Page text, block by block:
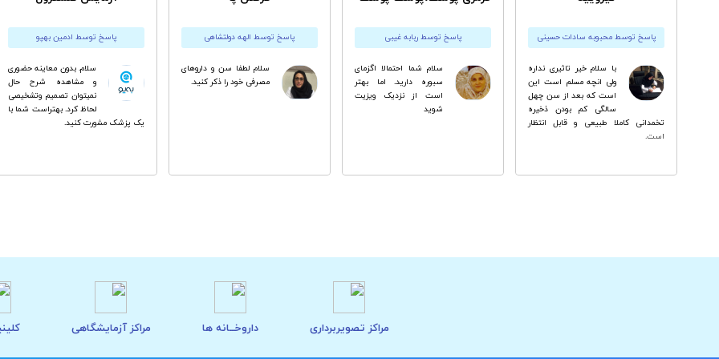
پاسخ توسط محبوبه سادات حسینی
با سلام خیر تاثیری نداره
ولی انچه مسلم است این
است که بعد از سن چهل
سالگی کم بودن ذخیره
تخمدانی کاملا طبیعی و قابل انتظار
است.
پاسخ توسط ربابه غیبی
سلام شما احتمالا اگزماى
سبوره دارید. اما بهتر
است از نزدیک ویزیت
شوید
پاسخ توسط الهه دولتشاهی
سلام لطفا سن و داروهای
مصرفی خود را ذکر کنید.
پاسخ توسط ادمین بهپو
سلام. بدون معاینه حضوری
و مشاهده شرح حال
نمیتوان تصمیم وتشخیصی
لحاظ کرد. بهتراست شما با
یک پزشک مشورت کنید.
مراکز تصویربرداری داروخــانه ها مراکز آزمایشگاهی